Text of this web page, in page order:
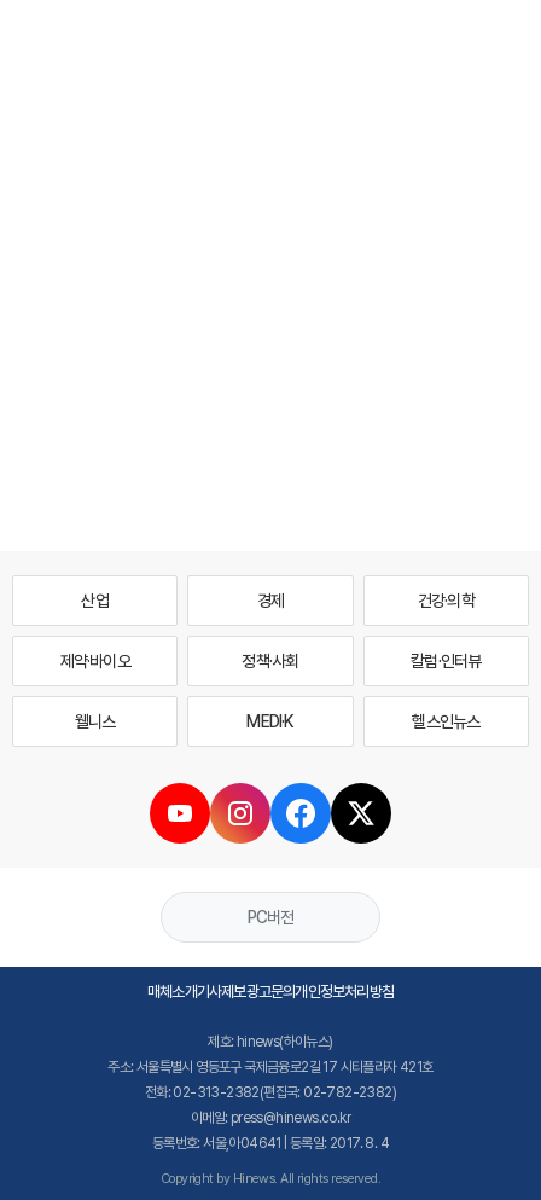
산업 경제 건강·의학
제약·바이오 정책·사회 칼럼·인터뷰
웰니스 MEDI·K 헬스인뉴스
PC버전
매체소개기사제보광고문의개인정보처리방침
제호: hinews(하이뉴스)
주소: 서울특별시 영등포구 국제금융로2길 17 시티플라자 421호
전화: 02-313-2382(편집국: 02-782-2382)
이메일: press@hinews.co.kr
등록번호: 서울,아04641 | 등록일: 2017. 8. 4
Copyright by Hinews. All rights reserved.